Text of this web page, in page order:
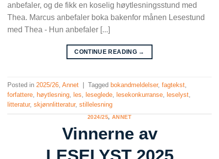
anbefaler, og de fikk en koselig høytlesningsstund med
Thea. Marcus anbefaler boka bakenfor månen Lesestund
med Thea - Hun anbefaler [...]
CONTINUE READING →
Posted in 2025/26 Annet Tagged bokandmeldelser, fagtekst
forfattere
høytlesning les leseglede lesekonkurranse leselyst
litteratur, skjønnlitteratur, stillelesning
2024/25, ANNET
Vinnerne av